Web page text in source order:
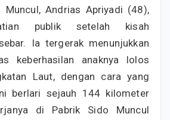
Muncul, Andrias Apriyadi (48),
publik setelah kisah
Ia tergerak menunjukkan
keberhasilan anaknya lolos
Laut, dengan cara yang
berlari sejauh 144 kilometer
di Pabrik Sido Muncul